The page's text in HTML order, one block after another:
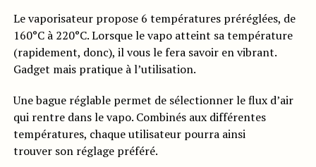
Le vaporisateur propose 6 températures préréglées, de
160°C à 220°C. Lorsque le vapo atteint sa température
(rapidement, donc), il vous le fera savoir en vibrant.
Gadget mais pratique à l’utilisation.
Une bague réglable permet de sélectionner le flux d’air
qui rentre dans le vapo. Combinés aux différentes
températures, chaque utilisateur pourra ainsi
trouver son réglage préféré.